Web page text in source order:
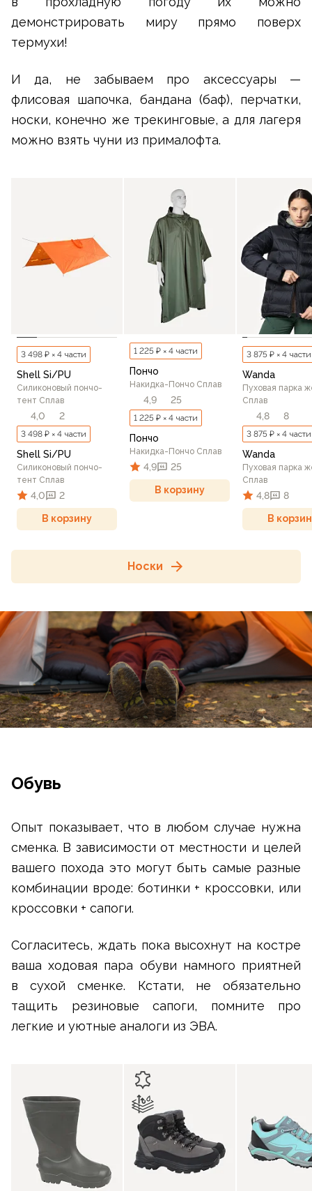
демонстрировать миру прямо поверх
термухи!
И да, не забываем про аксессуары —
флисовая шапочка, бандана (баф), перчатки,
носки, конечно же трекинговые, а для лагеря
можно взять чуни из прималофта.
3 498 ₽ × 4 части
Shell Si/PU
Силиконовый пончо-
тент Сплав
4,0 2
3 498 ₽ × 4 части
Shell Si/PU
Силиконовый пончо-
тент Сплав
4,0 2
В корзину
1 225 ₽ × 4 части
Пончо
Накидка-Пончо Сплав
4,9 25
1 225 ₽ × 4 части
Пончо
Накидка-Пончо Сплав
4,9 25
В корзину
3 875 ₽ × 4 части
Wanda
Пуховая парка
Сплав
4,8 8
3 875 ₽ × 4 части
Wanda
Пуховая парка
Сплав
4,8 8
В
Носки
Обувь
Опыт показывает, что в любом случае нужна
сменка. В зависимости от местности и целей
вашего похода это могут быть самые разные
комбинации вроде: ботинки + кроссовки, или
кроссовки + сапоги.
Согласитесь, ждать пока высохнут на костре
ваша ходовая пара обуви намного приятней
в сухой сменке. Кстати, не обязательно
тащить резиновые сапоги, помните про
легкие и уютные аналоги из ЭВА.